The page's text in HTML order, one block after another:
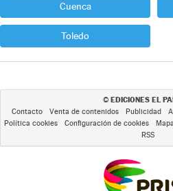
Cuenca
Toledo
© EDICIONES EL
Contacto Venta de contenidos Publicidad
Política cookies
Configuración de cookies Mapa
RSS